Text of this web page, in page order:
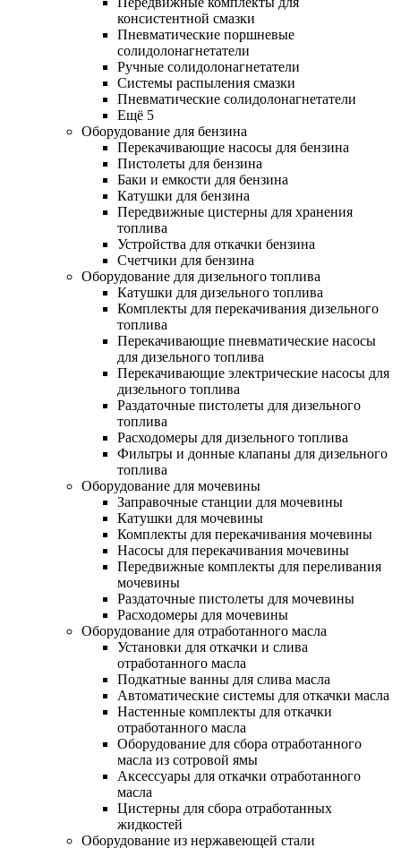
консистентной смазки
Пневматические поршневые
солидолонагнетатели
Ручные солидолонагнетатели
Системы распыления смазки
Пневматические солидолонагнетатели
Ещё 5
Оборудование для бензина
Перекачивающие насосы для бензина
Пистолеты для бензина
Баки и емкости для бензина
Катушки для бензина
Передвижные цистерны для хранения
топлива
Устройства для откачки бензина
Счетчики для бензина
Оборудование для дизельного топлива
Катушки для дизельного топлива
Комплекты для перекачивания дизельного
топлива
Перекачивающие пневматические насосы
для дизельного топлива
Перекачивающие электрические насосы для
дизельного топлива
Раздаточные пистолеты для дизельного
топлива
Расходомеры для дизельного топлива
Фильтры и донные клапаны для дизельного
топлива
Оборудование для мочевины
Заправочные станции для мочевины
Катушки для мочевины
Комплекты для перекачивания мочевины
Насосы для перекачивания мочевины
Передвижные комплекты для переливания
мочевины
Раздаточные пистолеты для мочевины
Расходомеры для мочевины
Оборудование для отработанного масла
Установки для откачки и слива
отработанного масла
Подкатные ванны для слива масла
Автоматические системы для откачки масла
Настенные комплекты для откачки
отработанного масла
Оборудование для сбора отработанного
масла из сотровой ямы
Аксессуары для откачки отработанного
масла
Цистерны для сбора отработанных
жидкостей
Оборудование из нержавеющей стали